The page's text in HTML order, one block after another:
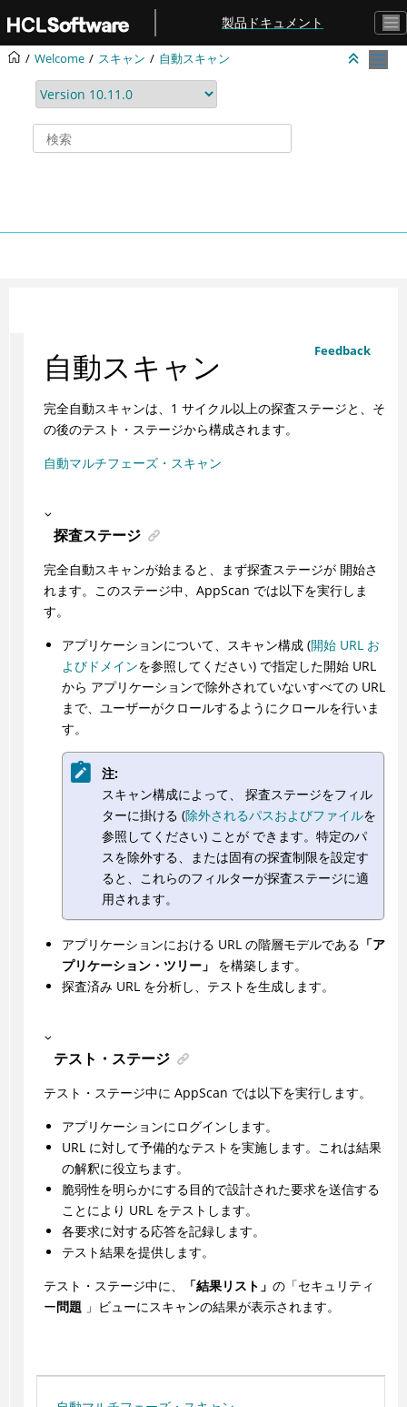
メインコンテンツにジャンプ
製品ドキュメント
Welcome スキャン 自動スキャン
Feedback
自動スキャン
完全自動スキャンは、1 サイクル以上の探査ステージと、そ
の後のテスト・ステージから構成されます。
自動マルチフェーズ・スキャン
探査ステージ
完全自動スキャンが始まると、まず探査ステージが 開始さ
れます。このステージ中、 AppScan では以下を実行しま
す。
アプリケーションについて、スキャン構成 (開始 URL お
よびドメインを参照してください) で指定した開始 URL
から アプリケーションで除外されていないすべての URL
まで、ユーザーがクロールするようにクロールを行いま
す。
注:
スキャン構成によって、 探査ステージをフィル
ターに掛ける (除外されるパスおよびファイルを
参照してください) ことが できます。特定のパ
スを除外する、または固有の探査制限を設定す
ると、これらのフィルターが探査ステージに適
用されます。
アプリケーションにおける URL の階層モデルである 「ア
プリケーション・ツリー」
を構築します。
探査済み URL を分析し、テストを生成します。
テスト・ステージ
テスト・ステージ中に AppScan では以下を実行します。
アプリケーションにログインします。
URL に対して予備的なテストを実施します。これは結果
の解釈に役立ちます。
脆弱性を明らかにする目的で設計された要求を送信する
ことにより URL をテストします。
各要求に対する応答を記録します。
テスト結果を提供します。
テスト・ステージ中に、
「結果リスト」 の「セキュリティ
ー問題 」ビューにスキャンの結果が表示されます。